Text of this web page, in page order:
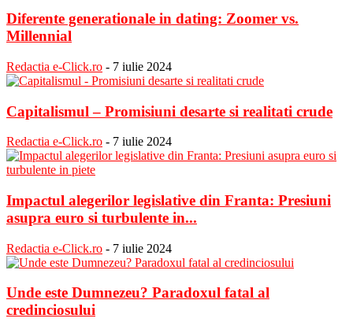
Diferente generationale in dating: Zoomer vs.
Millennial
Redactia e-Click.ro - 7 iulie 2024
Capitalismul – Promisiuni desarte si realitati crude
Redactia e-Click.ro - 7 iulie 2024
Impactul alegerilor legislative din Franta: Presiuni
asupra euro si turbulente in...
Redactia e-Click.ro - 7 iulie 2024
Unde este Dumnezeu? Paradoxul fatal al
credinciosului